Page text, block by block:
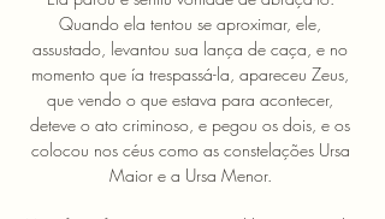
Quando ela tentou se aproximar, ele,
assustado, levantou sua lança de caça, e no
momento que ía trespassá-la, apareceu Zeus,
que vendo o que estava para acontecer,
deteve o ato criminoso, e pegou os dois, e os
colocou nos céus como as constelações Ursa
Maior e a Ursa Menor.